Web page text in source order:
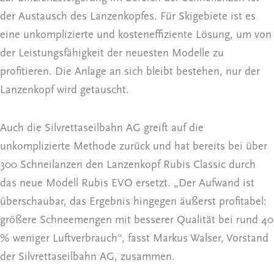
der Austausch des Lanzenkopfes. Für Skigebiete ist es
eine unkomplizierte und kosteneffiziente Lösung, um von
der Leistungsfähigkeit der neuesten Modelle zu
profitieren. Die Anlage an sich bleibt bestehen, nur der
Lanzenkopf wird getauscht.
Auch die Silvrettaseilbahn AG greift auf die
unkomplizierte Methode zurück und hat bereits bei über
300 Schneilanzen den Lanzenkopf Rubis Classic durch
das neue Modell Rubis EVO ersetzt. „Der Aufwand ist
überschaubar, das Ergebnis hingegen äußerst profitabel:
größere Schneemengen mit besserer Qualität bei rund 40
% weniger Luftverbrauch“, fasst Markus Walser, Vorstand
der Silvrettaseilbahn AG, zusammen.